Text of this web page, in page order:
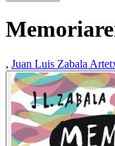
, Juan Luis Zabala